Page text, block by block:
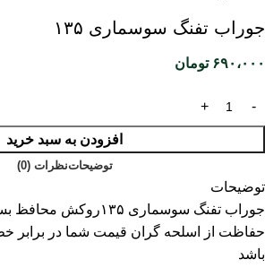
جوراب تفنگ سوسماری ۱۳۵
۶۹۰،۰۰۰ تومان
افزودن به سبد خرید
توضیحاتنظرات (0)
توضیحات
جوراب تفنگ سوسماری
حفاظت از اسلحه گران قیمت شما در برابر
باشد